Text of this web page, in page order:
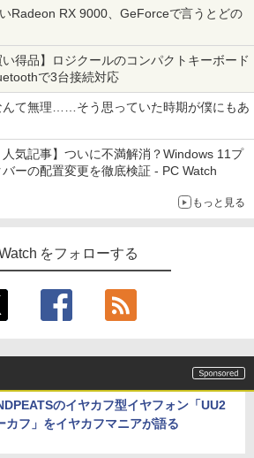
Radeon RX 9000、GeForceで言うとどの
い得品】ロジクールのコンパクトキーボード
で3台接続対応
んて無理……そう思っていた時期が僕にもあ
人気記事】ついに不満解消？Windows 11プ
ーの配置変更を徹底検証 - PC Watch
もっと見る
をフォローする
のイヤカフ型イヤフォン「UU2
カフ」をイヤカフマニアが語る